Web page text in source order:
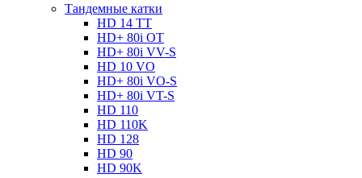
Тандемные катки
HD 14 TT
HD+ 80i OT
HD+ 80i VV-S
HD 10 VO
HD+ 80i VO-S
HD+ 80i VT-S
HD 110
HD 110K
HD 128
HD 90
HD 90K